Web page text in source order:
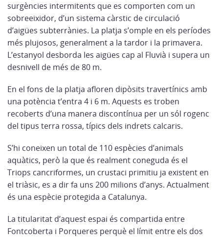
surgències intermitents que es comporten com un
sobreeixidor, d’un sistema càrstic de circulació
d’aigües subterrànies. La platja s’omple en els períodes
més plujosos, generalment a la tardor i la primavera.
L’estanyol desborda les aigües cap al Fluvià i supera un
desnivell de més de 80 m.
En el fons de la platja afloren dipòsits travertínics amb
una potència t’entra 4 i 6 m. Aquests es troben
recoberts d’una manera discontínua per un sól rogenc
del tipus terra rossa, típics dels indrets calcaris.
S’hi coneixen un total de 110 espècies d’animals
aquàtics, però la que és realment coneguda és el
Triops cancriformes, un crustaci primitiu ja existent en
el triàsic, es a dir fa uns 200 milions d’anys. Actualment
és una espècie protegida a Catalunya.
La titularitat d’aquest espai és compartida entre
Fontcoberta i Porqueres perquè el límit entre els dos